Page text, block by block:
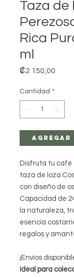
Taza de
Rica
ml
₡2 150,00
Cantidad *
Disfruta tu café
taza de loza
con diseño de
Capacidad de
la naturaleza,
esencia
regalos y
¡Envíos
Ideal para